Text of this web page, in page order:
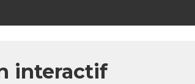
interactif